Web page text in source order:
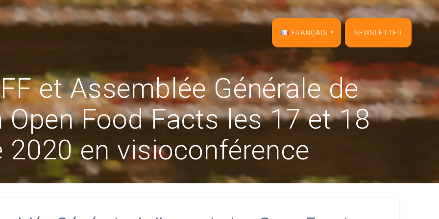
FRANÇAIS
English
Français
Español
Italiano
Dansk
NEWSLETTER
et Assemblée Générale de
Open Food Facts les 17 et 18
2020 en visioconférence